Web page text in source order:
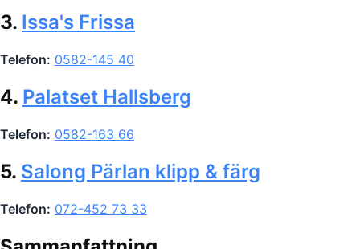
3. Issa's Frissa
Telefon: 0582-145 40
4. Palatset Hallsberg
Telefon: 0582-163 66
5. Salong Pärlan klipp & färg
Telefon: 072-452 73 33